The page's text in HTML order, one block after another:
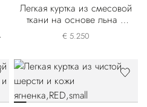
Легкая куртка из смесовой
ткани на основе льна и
шелка
€ 5.250